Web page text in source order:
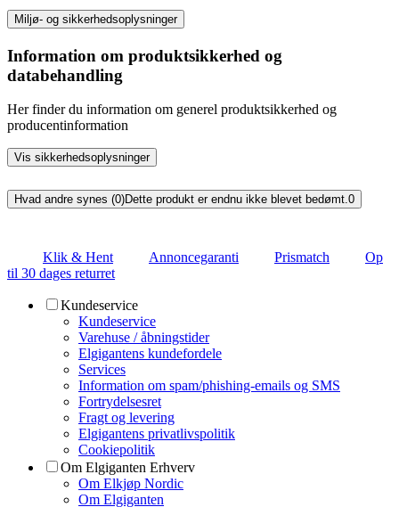
Miljø- og sikkerhedsoplysninger
Information om produktsikkerhed og
databehandling
Her finder du information om generel produktsikkerhed og
producentinformation
Vis sikkerhedsoplysninger
Hvad andre synes (0)Dette produkt er endnu ikke blevet bedømt.0
Klik & Hent Annoncegaranti Prismatch
Op
til 30 dages returret
Kundeservice
Kundeservice
Varehuse / åbningstider
Elgigantens kundefordele
Services
Information om spam/phishing-emails og SMS
Fortrydelsesret
Fragt og levering
Elgigantens privatlivspolitik
Cookiepolitik
Om Elgiganten Erhverv
Om Elkjøp Nordic
Om Elgiganten